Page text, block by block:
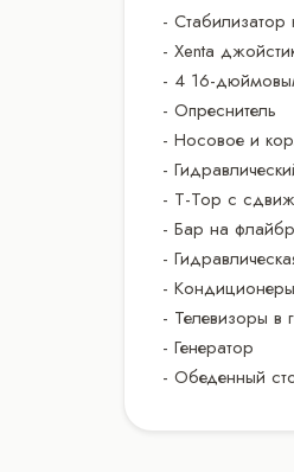
- Стабилизатор
- Xenta
- 4 16-
- Опреснитель
- Носовое и
-
- T-Top с
- Бар на
-
-
- Телевизоры в
- Генератор
- Обеденный